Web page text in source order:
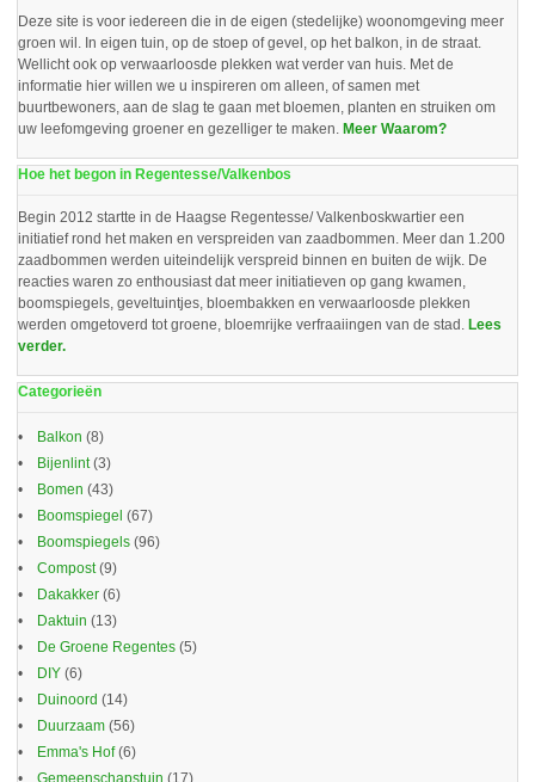
Deze site is voor iedereen die in de eigen (stedelijke) woonomgeving meer
groen wil. In eigen tuin, op de stoep of gevel, op het balkon, in de straat.
Wellicht ook op verwaarloosde plekken wat verder van huis. Met de
informatie hier willen we u inspireren om alleen, of samen met
buurtbewoners, aan de slag te gaan met bloemen, planten en struiken om
uw leefomgeving groener en gezelliger te maken. Meer Waarom?
Hoe het begon in Regentesse/Valkenbos
Begin 2012 startte in de Haagse Regentesse/ Valkenboskwartier een
initiatief rond het maken en verspreiden van zaadbommen. Meer dan 1.200
zaadbommen werden uiteindelijk verspreid binnen en buiten de wijk. De
reacties waren zo enthousiast dat meer initiatieven op gang kwamen,
boomspiegels, geveltuintjes, bloembakken en verwaarloosde plekken
werden omgetoverd tot groene, bloemrijke verfraaiingen van de stad. Lees
verder.
Categorieën
Balkon (8)
Bijenlint(3)
Bomen (43)
Boomspiegel (67)
Boomspiegels (96)
Compost(9)
Dakakker (6)
Daktuin (13)
De Groene Regentes (5)
DIY (6)
Duinoord (14)
Duurzaam (56)
Emma's Hof(6)